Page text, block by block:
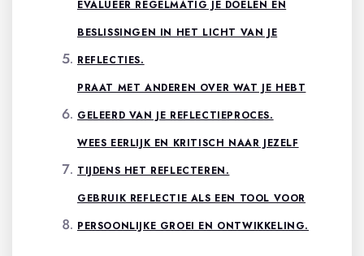
EVALUEER REGELMATIG JE DOELEN EN
BESLISSINGEN IN HET LICHT VAN JE
REFLECTIES.
PRAAT MET ANDEREN OVER WAT JE HEBT
GELEERD VAN JE REFLECTIEPROCES.
WEES EERLIJK EN KRITISCH NAAR JEZELF
TIJDENS HET REFLECTEREN.
GEBRUIK REFLECTIE ALS EEN TOOL VOOR
PERSOONLIJKE GROEI EN ONTWIKKELING.